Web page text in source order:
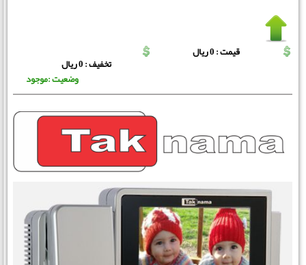
قیمت : 0 ریال
تخفیف : 0 ریال
وضعیت :موجود